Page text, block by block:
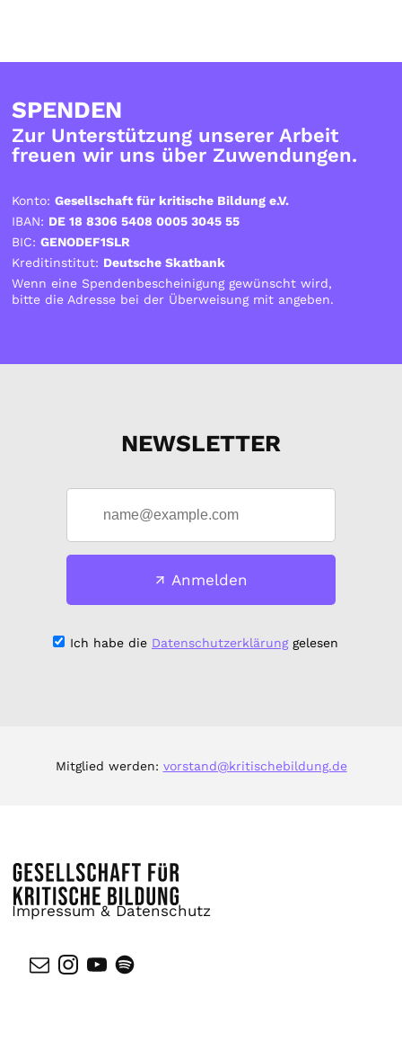
SPENDEN
Zur Unterstützung unserer Arbeit
freuen wir uns über Zuwendungen.
Konto:Gesellschaft für kritische Bildung e.V.
IBAN: DE 18 8306 5408 0005 3045 55
BIC:GENODEF1SLR
Kreditinstitut: Deutsche Skatbank
Wenn eine Spendenbescheinigung gewünscht wird,
bitte die Adresse bei der Überweisung mit angeben.
NEWSLETTER
Anmelden
Ich habe die Datenschutzerklärunggelesen
Mitglied werden: vorstand@kritischebildung.de
Impressum & Datenschutz